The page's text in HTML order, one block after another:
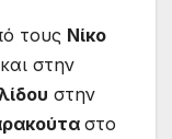
τους Νίκο
στην
στην
στο